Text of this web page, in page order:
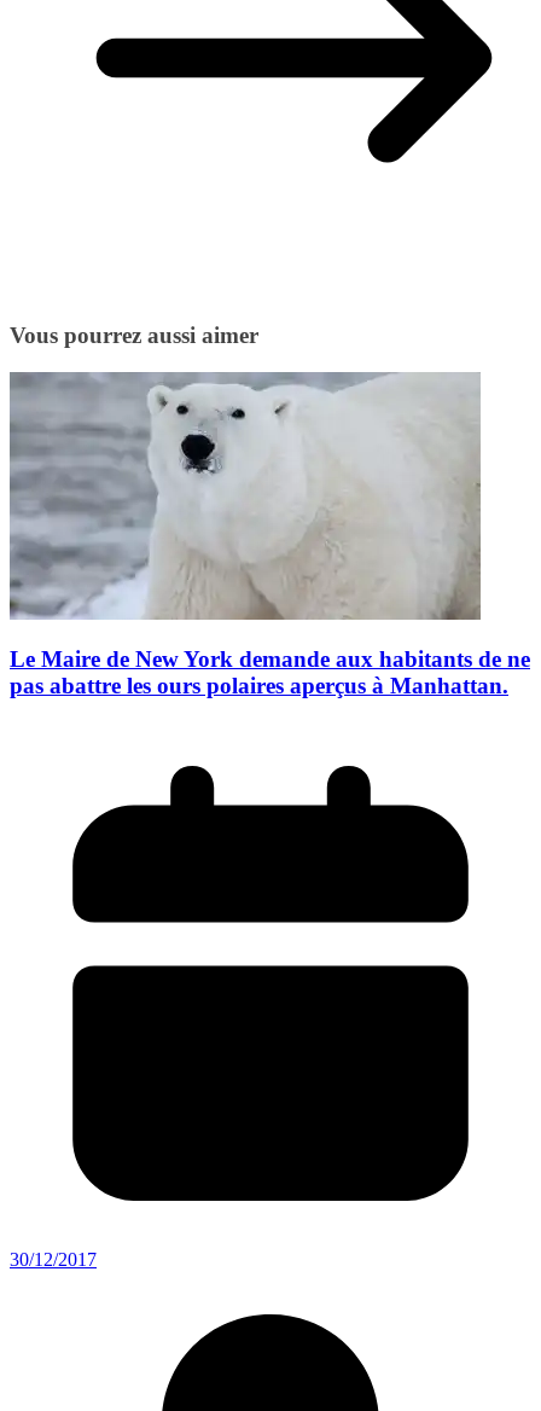
Vous pourrez aussi aimer
Le Maire de New York demande aux habitants de ne
pas abattre les ours polaires aperçus à Manhattan.
30/12/2017